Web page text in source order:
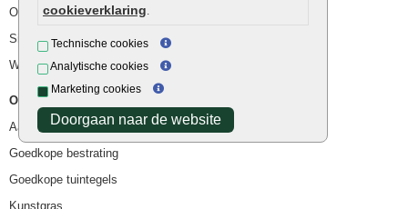
cookieverklaring.
Technische cookies
Analytische cookies
Marketing cookies
Doorgaan naar de website
Ophoogzand
Siergrind en siersplit
Waterafvoer
Overig
Aanbiedingen
Goedkope bestrating
Goedkope tuintegels
Kunstgras